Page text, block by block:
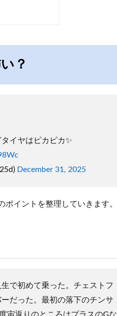
？
イヤはピカピカ✨
December 31, 2025
イントを整理していきます。
で初めて乗った。チェストフ
だった。最初の落下のチンサ